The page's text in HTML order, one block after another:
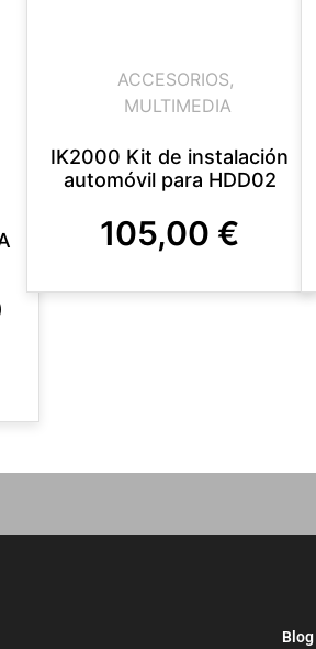
ACCESORIOS,
MULTIMEDIA
IK2000 Kit de instalación
automóvil para HDD02
105,00 €
Blog